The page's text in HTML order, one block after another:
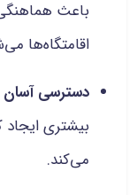
باعث
اقامتگاه‌ها
دسترسی آسان
بیشتری
می‌کند.